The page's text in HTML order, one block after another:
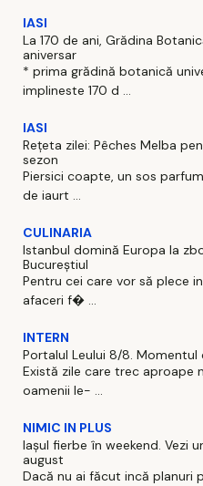
IASI
La 170 de ani, Grădina
aniversar
* prima grădină botanică
implineste 170 d ...
IASI
Rețeta zilei: Pêches Melba
sezon
Piersici coapte, un sos
de iaurt ...
CULINARIA
Istanbul domină Europa la
Bucureștiul
Pentru cei care vor să plece
afaceri f� ...
INTERN
Portalul Leului 8/8. Momentul
Există zile care trec aproape
oamenii le- ...
NIMIC IN PLUS
Iașul fierbe în weekend. Vezi
august
Dacă nu ai făcut incă planuri